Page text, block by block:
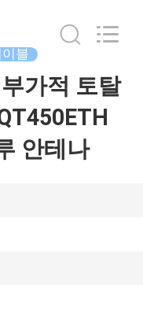
블
가적 토탈
안테나